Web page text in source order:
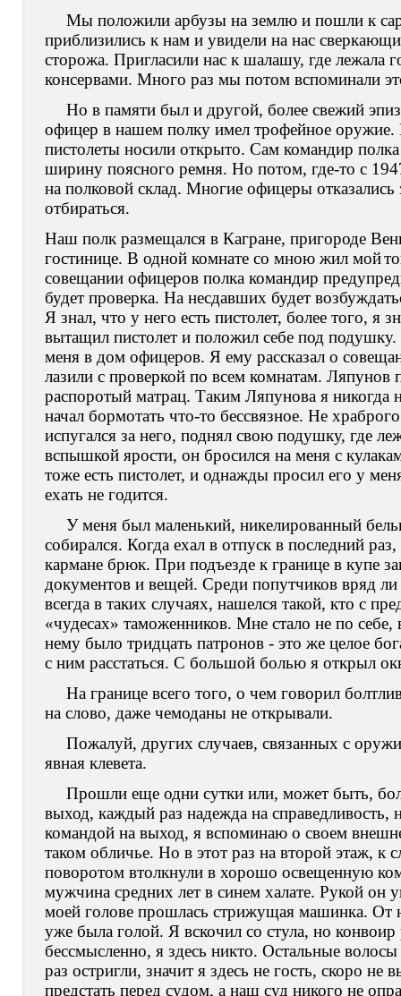
Мы положили арбузы на землю и пошли к
приблизились к нам и увидели на нас
сторожа. Пригласили нас к шалашу, где
консервами. Много раз мы потом вспоминали
Но в памяти был и другой, более свежий
офицер в нашем полку имел трофейное оружие.
пистолеты носили открыто. Сам командир
ширину поясного ремня. Но потом, где-то с
на полковой склад. Многие офицеры
отбираться.
Наш полк размещался в Кагране, пригороде
гостинице. В одной комнате со мною жил мой
совещании офицеров полка командир
будет проверка. На несдавших будет
Я знал, что у него есть пистолет, более того, я
вытащил пистолет и положил себе под
меня в дом офицеров. Я ему рассказал о
лазили с проверкой по всем комнатам. Ляпунов
распоротый матрац. Таким Ляпунова я никогда
начал бормотать что-то бессвязное. Не
испугался за него, поднял свою подушку, где
вспышкой ярости, он бросился на меня с
тоже есть пистолет, и однажды просил его у
ехать не годится.
У меня был маленький, никелированный
собирался. Когда ехал в отпуск в последний
кармане брюк. При подъезде к границе в купе
документов и вещей. Среди попутчиков вряд
всегда в таких случаях, нашелся такой, кто с
«чудесах» таможенников. Мне стало не по
нему было тридцать патронов - это же целое
с ним расстаться. С большой болью я открыл
На границе всего того, о чем говорил
на слово, даже чемоданы не открывали.
Пожалуй, других случаев, связанных с
явная клевета.
Прошли еще одни сутки или, может быть,
выход, каждый раз надежда на справедливость,
командой на выход, я вспоминаю о своем
таком обличье. Но в этот раз на второй этаж, к
поворотом втолкнули в хорошо освещенную
мужчина средних лет в синем халате. Рукой он
моей голове прошлась стрижущая машинка. От
уже была голой. Я вскочил со стула, но
бессмысленно, я здесь никто. Остальные
раз остригли, значит я здесь не гость, скоро
предстать перед судом, а наш суд никого не